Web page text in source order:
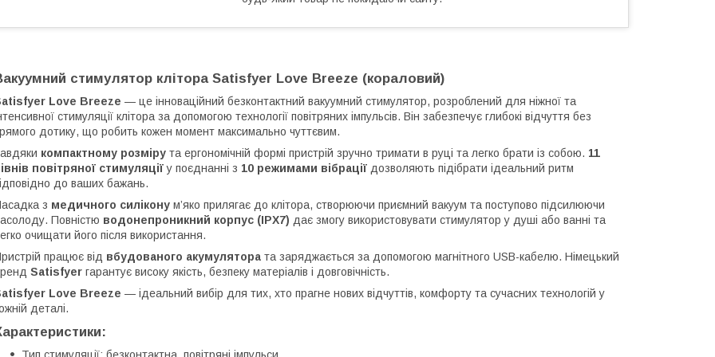
стимулятор клітора Satisfyer Love Breeze (кораловий)
Love Breeze — це інноваційний безконтактний вакуумний стимулятор, розроблений для ніжної та
стимуляції клітора за допомогою технології повітряних імпульсів. Він забезпечує глибокі відчуття без
дотику, що робить кожен момент максимально чуттєвим.
компактному розміру та ергономічній формі пристрій зручно тримати в руці та легко брати із собою. 11
повітряної стимуляціїу поєднанні з 10 режимами вібрації дозволяють підібрати ідеальний ритм
до ваших бажань.
з медичного силікону м’яко прилягає до клітора, створюючи приємний вакуум та поступово підсилюючи
Повністю водонепроникний корпус (IPX7) дає змогу використовувати стимулятор у душі або ванні та
очищати його після використання.
працює від вбудованого акумулятора та заряджається за допомогою магнітного USB-кабелю. Німецький
Satisfyer гарантує високу якість, безпеку матеріалів і довговічність.
Love Breeze — ідеальний вибір для тих, хто прагне нових відчуттів, комфорту та сучасних технологій у
деталі.
Тип стимуляції: безконтактна, повітряні імпульси